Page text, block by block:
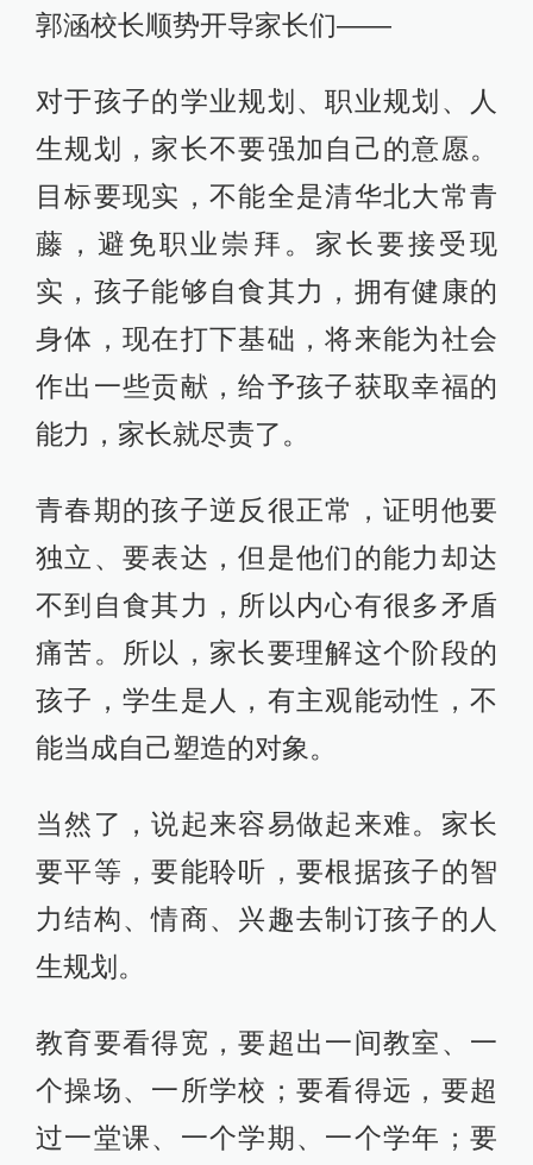
郭涵校长顺势开导家长们——
对于孩子的学业规划、职业规划、人
生规划，家长不要强加自己的意愿。
目标要现实，不能全是清华北大常青
藤，避免职业崇拜。家长要接受现
实，孩子能够自食其力，拥有健康的
身体，现在打下基础，将来能为社会
作出一些贡献，给予孩子获取幸福的
能力，家长就尽责了。
青春期的孩子逆反很正常，证明他要
独立、要表达，但是他们的能力却达
不到自食其力，所以内心有很多矛盾
痛苦。所以，家长要理解这个阶段的
孩子，学生是人，有主观能动性，不
能当成自己塑造的对象。
当然了，说起来容易做起来难。家长
要平等，要能聆听，要根据孩子的智
力结构、情商、兴趣去制订孩子的人
生规划。
教育要看得宽，要超出一间教室、一
个操场、一所学校；要看得远，要超
过一堂课、一个学期、一个学年；要